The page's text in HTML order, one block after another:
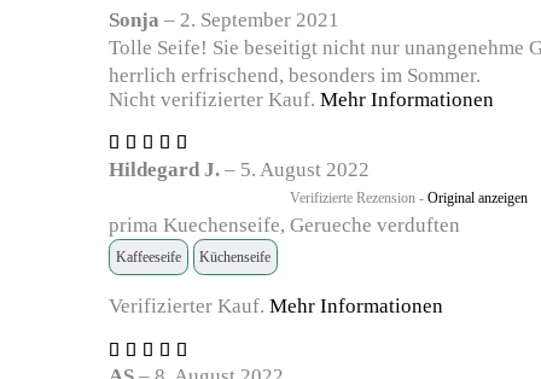
mit
von 5
Sonja – 2. September 2021
Tolle Seife! Sie beseitigt nicht nur unangenehme
herrlich erfrischend, besonders im Sommer.
Nicht verifizierter Kauf. Mehr Informationen
mit
von 5
Hildegard J. – 5. August 2022
Verifizierte Rezension - Original anzeigen
prima Kuechenseife, Gerueche verduften
Kaffeeseife Küchenseife
Verifizierter Kauf. Mehr Informationen
mit5